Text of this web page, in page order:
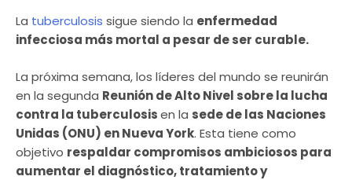
La tuberculosis sigue siendo la enfermedad
infecciosa más mortal a pesar de ser curable.
La próxima semana, los líderes del mundo se reunirán
en la segunda Reunión de Alto Nivel sobre la lucha
contra la tuberculosisen la sede de las Naciones
Unidas (ONU) en Nueva York. Esta tiene como
objetivo respaldar compromisos ambiciosos para
aumentar el diagnóstico, tratamiento y